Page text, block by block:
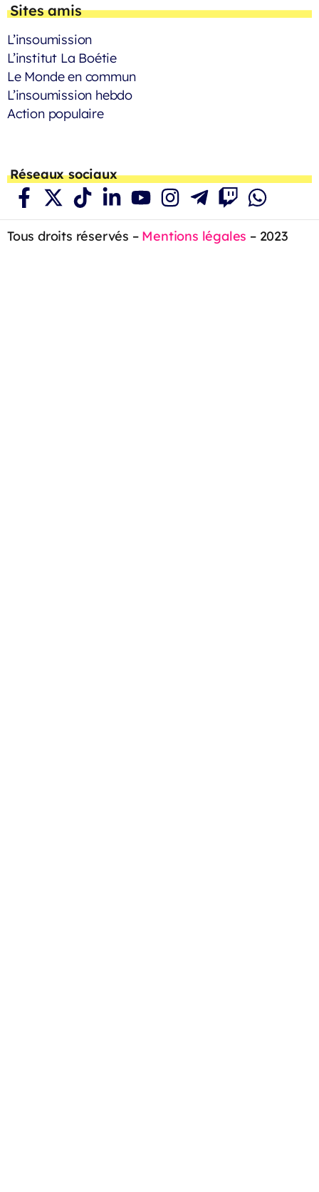
Sites amis
L’insoumission
L’institut La Boétie
Le Monde en commun
L’insoumission hebdo
Action populaire
Réseaux sociaux
Tous droits réservés – Mentions légales – 2023